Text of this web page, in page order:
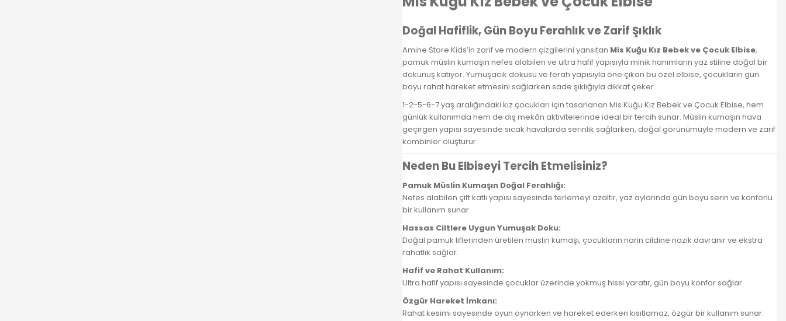
Doğal Hafiflik, Gün Boyu Ferahlık ve Zarif Şıklık
Amine Store Kids’in zarif ve modern çizgilerini yansıtan Mis Kuğu Kız Bebek ve Çocuk Elbise,
pamuk müslin kumaşın nefes alabilen ve ultra hafif yapısıyla minik hanımların yaz stiline doğal bir
dokunuş katıyor. Yumuşacık dokusu ve ferah yapısıyla öne çıkan bu özel elbise, çocukların gün
boyu rahat hareket etmesini sağlarken sade şıklığıyla dikkat çeker.
1-2-5-6-7 yaş aralığındaki kız çocukları için tasarlanan Mis Kuğu Kız Bebek ve Çocuk Elbise, hem
günlük kullanımda hem de dış mekân aktivitelerinde ideal bir tercih sunar. Müslin kumaşın hava
geçirgen yapısı sayesinde sıcak havalarda serinlik sağlarken, doğal görünümüyle modern ve zarif
kombinler oluşturur.
Neden Bu Elbiseyi Tercih Etmelisiniz?
Pamuk Müslin Kumaşın Doğal Ferahlığı:
Nefes alabilen çift katlı yapısı sayesinde terlemeyi azaltır, yaz aylarında gün boyu serin ve konforlu
bir kullanım sunar.
Hassas Ciltlere Uygun Yumuşak Doku:
Doğal pamuk liflerinden üretilen müslin kumaşı, çocukların narin cildine nazik davranır ve ekstra
rahatlık sağlar.
Hafif ve Rahat Kullanım:
Ultra hafif yapısı sayesinde çocuklar üzerinde yokmuş hissi yaratır, gün boyu konfor sağlar.
Özgür Hareket İmkanı:
Rahat kesimi sayesinde oyun oynarken ve hareket ederken kısıtlamaz, özgür bir kullanım sunar.